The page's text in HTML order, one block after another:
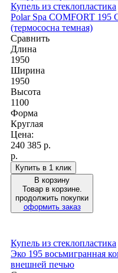
Купель из стеклопластика
Polar Spa COMFORT 195
(термососна темная)
Сравнить
Длина
1950
Ширина
1950
Высота
1100
Форма
Круглая
Цена:
240 385 р.
р.
Купить в 1 клик
В корзину
Товар в корзине.
продолжить покупки
оформить заказ
Купель из стеклопластика
Эко 195 восьмигранная
внешней печью